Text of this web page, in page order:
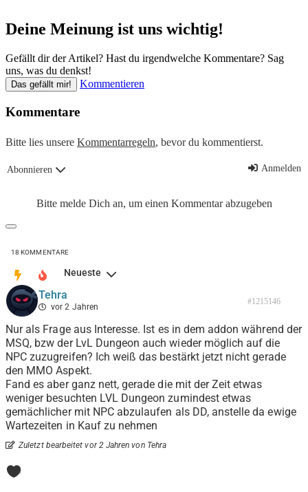
Deine Meinung ist uns wichtig!
Gefällt dir der Artikel? Hast du irgendwelche Kommentare? Sag
uns, was du denkst!
Das gefällt mir! Kommentieren
Kommentare
Bitte lies unsere Kommentarregeln, bevor du kommentierst.
Abonnieren Anmelden
Bitte melde Dich an, um einen Kommentar abzugeben
18 KOMMENTARE
Neueste
Tehra
vor 2 Jahren
#1215146
Nur als Frage aus Interesse. Ist es in dem addon während der
MSQ, bzw der LvL Dungeon auch wieder möglich auf die
NPC zuzugreifen? Ich weiß das bestärkt jetzt nicht gerade
den MMO Aspekt.
Fand es aber ganz nett, gerade die mit der Zeit etwas
weniger besuchten LVL Dungeon zumindest etwas
gemächlicher mit NPC abzulaufen als DD, anstelle da ewige
Wartezeiten in Kauf zu nehmen
Zuletzt bearbeitet vor 2 Jahren von Tehra
0